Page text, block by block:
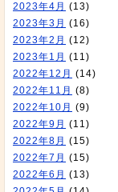
2023年4月 (13)
2023年3月 (16)
2023年2月 (12)
2023年1月 (11)
2022年12月 (14)
2022年11月 (8)
2022年10月 (9)
2022年9月 (11)
2022年8月 (15)
2022年7月 (15)
2022年6月 (13)